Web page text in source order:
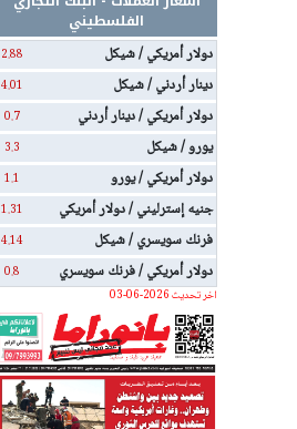
الفلسطيني
دولار أمريكي / شيكل
2.88
دينار أردني / شيكل 4.01
دولار أمريكي / دينار أردني 0.7
يورو / شيكل 3.3
دولار أمريكي / يورو 1.1
جنيه إسترليني / دولار أمريكي 1.31
فرنك سويسري / شيكل 4.14
دولار أمريكي / فرنك سويسري
0.8
اخر تحديث 2026-06-03